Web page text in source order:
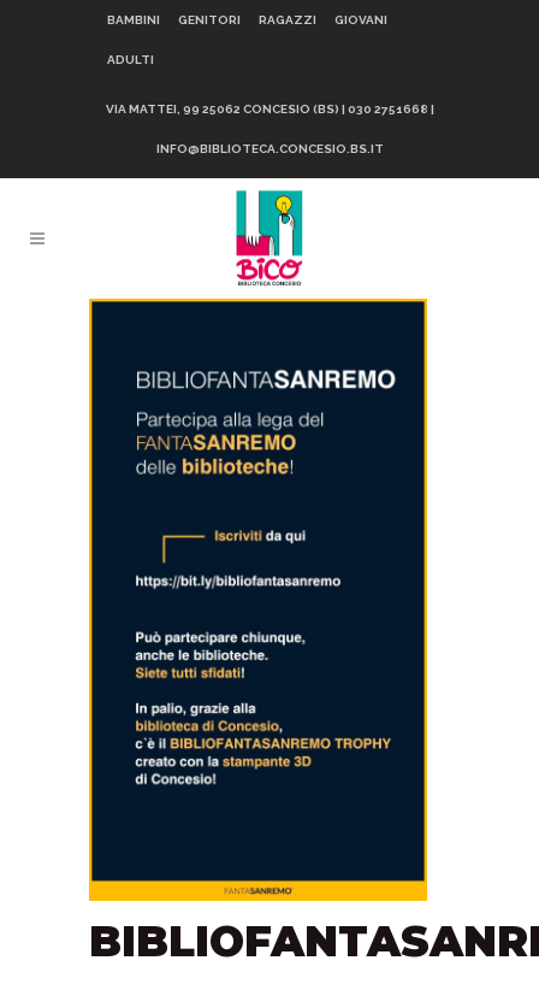
BAMBINI GENITORI RAGAZZI GIOVANI
ADULTI
VIA MATTEI, 99 25062 CONCESIO (BS) | 030 2751668 |
INFO@BIBLIOTECA.CONCESIO.BS.IT